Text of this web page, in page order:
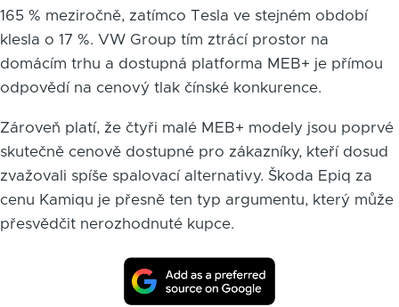
165 % meziročně, zatímco Tesla ve stejném období
klesla o 17 %. VW Group tím ztrácí prostor na
domácím trhu a dostupná platforma MEB+ je přímou
odpovědí na cenový tlak čínské konkurence.
Zároveň platí, že čtyři malé MEB+ modely jsou poprvé
skutečně cenově dostupné pro zákazníky, kteří dosud
zvažovali spíše spalovací alternativy. Škoda Epiq za
cenu Kamiqu je přesně ten typ argumentu, který může
přesvědčit nerozhodnuté kupce.